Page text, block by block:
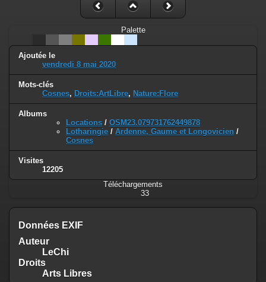
Palette
Ajoutée le
vendredi 8 mai 2020
Mots-clés
Cosnes, Droits:ArtLibre, Nature:Flore
Albums
Locations / OSM23.079731762449878
Lotharingie / Ardenne, Gaume et Longovicien /
Cosnes
Visites
12205
Téléchargements
33
Données EXIF
Auteur
LeChi
Droits
Arts Libres